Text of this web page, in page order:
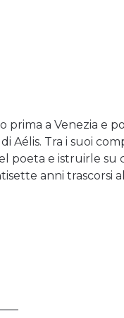
prima a Venezia e
Tra i suoi
poeta e istruirle su
anni trascorsi